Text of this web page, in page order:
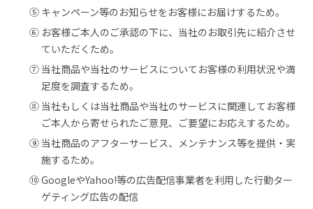
⑤ キャンペーン等のお知らせをお客様にお届けするため。
⑥ お客様ご本人のご承認の下に、当社のお取引先に紹介させ
ていただくため。
⑦ 当社商品や当社のサービスについてお客様の利用状況や満
足度を調査するため。
⑧ 当社もしくは当社商品や当社のサービスに関連してお客様
ご本人から寄せられたご意見、ご要望にお応えするため。
⑨ 当社商品のアフターサービス、メンテナンス等を提供・実
施するため。
⑩ GoogleやYahoo!等の広告配信事業者を利用した行動ター
ゲティング広告の配信